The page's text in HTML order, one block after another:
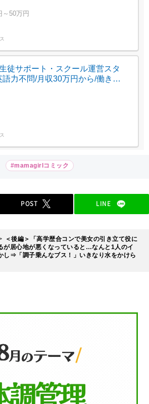
～50万円
徒サポート・スクール運営スタ
語力不問/月収30万円から/働きな
れる環境
#mamagirlコミック
POST LINE
＜後編＞「高学歴合コンで美女の引き立て役に
が居心地が悪くなっていると…なんと1人のイ
し⇒「調子乗んなブス！」いきなり水をかけら